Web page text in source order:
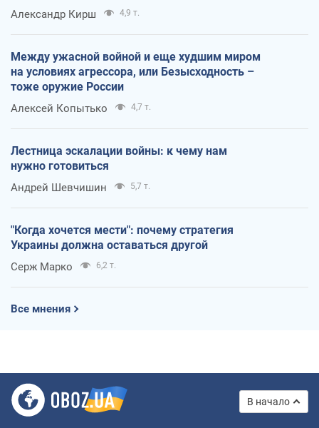
Александр Кирш 4,9 т.
Между ужасной войной и еще худшим миром
на условиях агрессора, или Безысходность –
тоже оружие России
Алексей Копытько 4,7 т.
Лестница эскалации войны: к чему нам
нужно готовиться
Андрей Шевчишин 5,7 т.
"Когда хочется мести": почему стратегия
Украины должна оставаться другой
Серж Марко 6,2 т.
Все мнения
В начало